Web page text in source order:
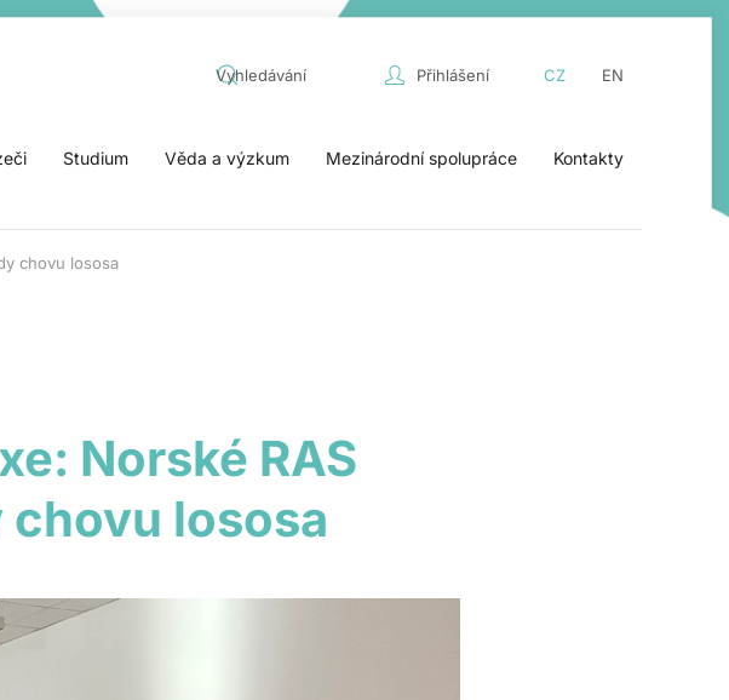
Přihlášení CZ EN
Studium Věda a výzkum Mezinárodní spolupráce Kontakty
chovu lososa
Norské RAS
lososa